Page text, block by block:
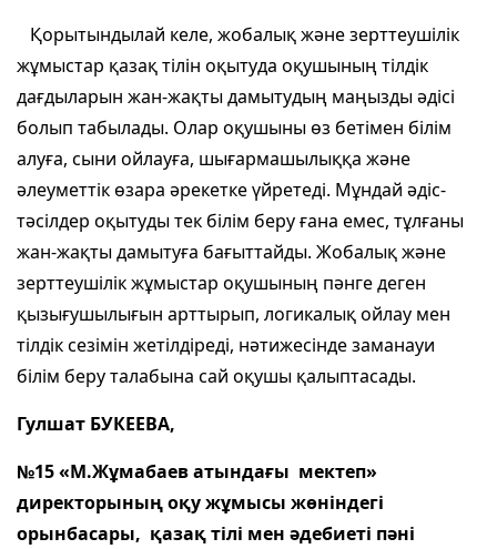
Қорытындылай келе, жобалық және зерттеушілік
жұмыстар қазақ тілін оқытуда оқушының тілдік
дағдыларын жан-жақты дамытудың маңызды әдісі
болып табылады. Олар оқушыны өз бетімен білім
алуға, сыни ойлауға, шығармашылыққа және
әлеуметтік өзара әрекетке үйретеді. Мұндай әдіс-
тәсілдер оқытуды тек білім беру ғана емес, тұлғаны
жан-жақты дамытуға бағыттайды. Жобалық және
зерттеушілік жұмыстар оқушының пәнге деген
қызығушылығын арттырып, логикалық ойлау мен
тілдік сезімін жетілдіреді, нәтижесінде заманауи
білім беру талабына сай оқушы қалыптасады.
Гулшат БУКЕЕВА,
№15 «М.Жұмабаев атындағы мектеп»
директорының оқужұмысы жөніндегі
орынбасары, қазақ тілі мен әдебиеті пәні